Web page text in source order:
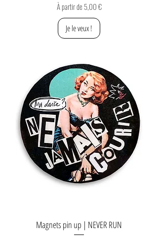
À partir de 5,00 €
Prix promotionnel
Je le veux !
Magnets pin up | NEVER RUN